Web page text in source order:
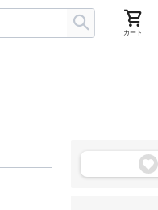
カート